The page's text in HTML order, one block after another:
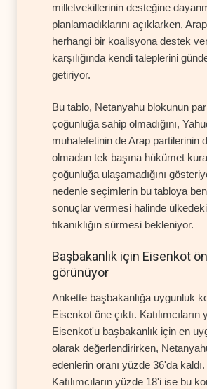
milletvekillerinin desteğine
planlamadıklarını açıklarken,
herhangi bir koalisyona destek
karşılığında kendi taleplerini
getiriyor.
Bu tablo, Netanyahu blokunun
çoğunluğa sahip olmadığını,
muhalefetinin de Arap partilerinin
olmadan tek başına hükümet
çoğunluğa ulaşamadığını
nedenle seçimlerin bu tabloya
sonuçlar vermesi halinde
tıkanıklığın sürmesi bekleniyor.
Başbakanlık için Eisenkot
görünüyor
Ankette başbakanlığa uygunluk
Eisenkot öne çıktı. Katılımcıların
Eisenkot'u başbakanlık için en
olarak değerlendirirken,
edenlerin oranı yüzde 36'da kaldı.
Katılımcıların yüzde 18'i ise bu